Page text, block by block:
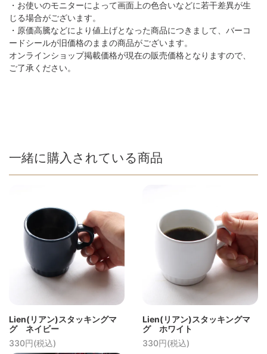
・お使いのモニターによって画面上の色合いなどに若干差異が生
じる場合がございます。
・原価高騰などにより値上げとなった商品につきまして、バーコ
ードシールが旧価格のままの商品がございます。
オンラインショップ掲載価格が現在の販売価格となりますので、
ご了承ください。
一緒に購入されている商品
Lien(リアン)スタッキングマ
グ ネイビー
330円(税込)
Lien(リアン)スタッキングマ
グ ホワイト
330円(税込)